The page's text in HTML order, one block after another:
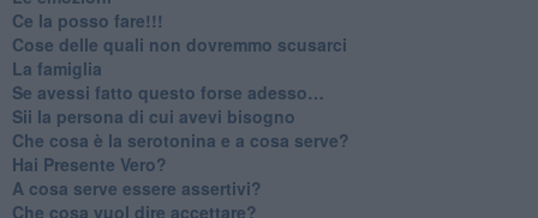
​Ce la posso fare!!!
​Cose delle quali non dovremmo scusarci
​La famiglia
​Se avessi fatto questo forse adesso…
​Sii la persona di cui avevi bisogno
Che cosa è la serotonina e a cosa serve?
​Hai Presente Vero?
A cosa serve essere assertivi?
​Che cosa vuol dire accettare?